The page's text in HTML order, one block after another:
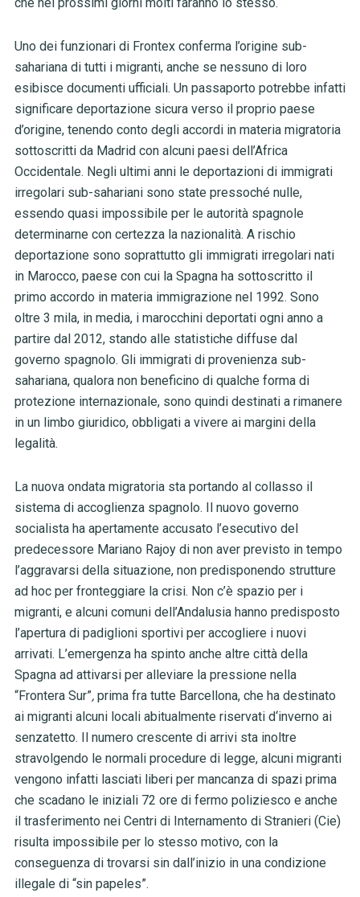
Uno dei funzionari di Frontex conferma l’origine sub-
sahariana di tutti i migranti, anche se nessuno di loro
esibisce documenti ufficiali. Un passaporto potrebbe infatti
significare deportazione sicura verso il proprio paese
d’origine, tenendo conto degli accordi in materia migratoria
sottoscritti da Madrid con alcuni paesi dell’Africa
Occidentale. Negli ultimi anni le deportazioni di immigrati
irregolari sub-sahariani sono state pressoché nulle,
essendo quasi impossibile per le autorità spagnole
determinarne con certezza la nazionalità. A rischio
deportazione sono soprattutto gli immigrati irregolari nati
in Marocco, paese con cui la Spagna ha sottoscritto il
primo accordo in materia immigrazione nel 1992. Sono
oltre 3 mila, in media, i marocchini deportati ogni anno a
partire dal 2012, stando alle statistiche diffuse dal
governo spagnolo. Gli immigrati di provenienza sub-
sahariana, qualora non beneficino di qualche forma di
protezione internazionale, sono quindi destinati a rimanere
in un limbo giuridico, obbligati a vivere ai margini della
legalità.
La nuova ondata migratoria sta portando al collasso il
sistema di accoglienza spagnolo. Il nuovo governo
socialista ha apertamente accusato l’esecutivo del
predecessore Mariano Rajoy di non aver previsto in tempo
l’aggravarsi della situazione, non predisponendo strutture
ad hoc per fronteggiare la crisi. Non c’è spazio per i
migranti, e alcuni comuni dell’Andalusia hanno predisposto
l’apertura di padiglioni sportivi per accogliere i nuovi
arrivati. L’emergenza ha spinto anche altre città della
Spagna ad attivarsi per alleviare la pressione nella
“Frontera Sur”, prima fra tutte Barcellona, che ha destinato
ai migranti alcuni locali abitualmente riservati d‘inverno ai
senzatetto. Il numero crescente di arrivi sta inoltre
stravolgendo le normali procedure di legge, alcuni migranti
vengono infatti lasciati liberi per mancanza di spazi prima
che scadano le iniziali 72 ore di fermo poliziesco e anche
il trasferimento nei Centri di Internamento di Stranieri (Cie)
risulta impossibile per lo stesso motivo, con la
conseguenza di trovarsi sin dall’inizio in una condizione
illegale di “sin papeles”.